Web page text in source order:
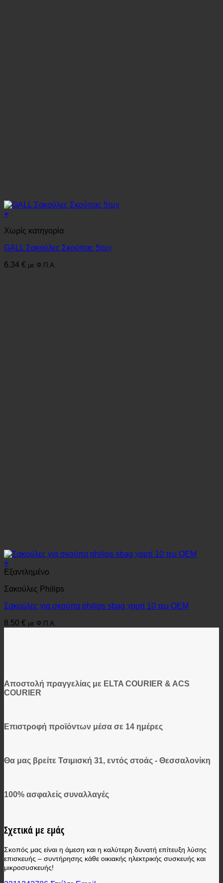
+
Χωρίς κατηγορία
GALL Σακούλες Σκούπας 5τμχ
6.34 € με Φ.Π.Α.
+
Εξαντλημένο
Σακούλες Philips
Σακούλες για σκούπα philips sbag χαρτί 10 τεμ OEM
8.50 € με Φ.Π.Α.
Αποστολή πραγγελίας με ELTA COURIER & ACS
COURIER
Επιστροφή προϊόντων μέσα σε 14 ημέρες
Θα μας βρείτε Τσιμισκή 31, εντός στοάς - Θεσσαλονίκη
100% ασφαλείς συναλλαγές
Σχετικά με εμάς
Σκοπός μας είναι η άμεση και η καλύτερη δυνατή επίτευξη λύσης
επισκευής – συντήρησης κάθε οικιακής ηλεκτρικής συσκευής και
μικροσυσκευής!